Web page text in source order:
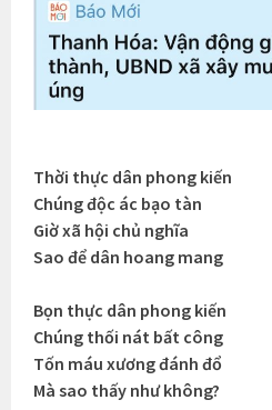
Thời thực dân phong kiến
Chúng độc ác bạo tàn
Giờ xã hội chủ nghĩa
Sao để dân hoang mang
Bọn thực dân phong kiến
Chúng thối nát bất công
Tốn máu xương đánh đổ
Mà sao thấy như không?